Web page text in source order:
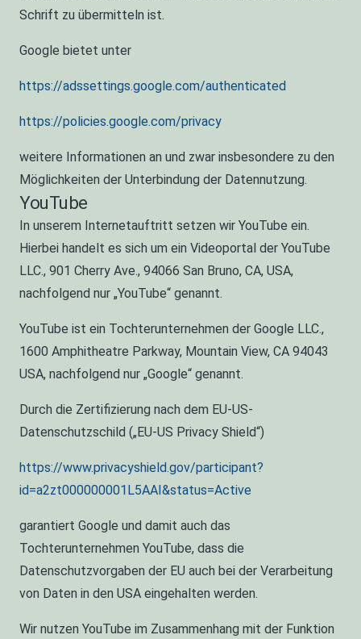
Schrift zu übermitteln ist.
Google bietet unter
https://adssettings.google.com/authenticated
https://policies.google.com/privacy
weitere Informationen an und zwar insbesondere zu den
Möglichkeiten der Unterbindung der Datennutzung.
YouTube
In unserem Internetauftritt setzen wir YouTube ein.
Hierbei handelt es sich um ein Videoportal der YouTube
LLC., 901 Cherry Ave., 94066 San Bruno, CA, USA,
nachfolgend nur „YouTube“ genannt.
YouTube ist ein Tochterunternehmen der Google LLC.,
1600 Amphitheatre Parkway, Mountain View, CA 94043
USA, nachfolgend nur „Google“ genannt.
Durch die Zertifizierung nach dem EU-US-
Datenschutzschild („EU-US Privacy Shield“)
https://www.privacyshield.gov/participant?
id=a2zt000000001L5AAI&status=Active
garantiert Google und damit auch das
Tochterunternehmen YouTube, dass die
Datenschutzvorgaben der EU auch bei der Verarbeitung
von Daten in den USA eingehalten werden.
Wir nutzen YouTube im Zusammenhang mit der Funktion